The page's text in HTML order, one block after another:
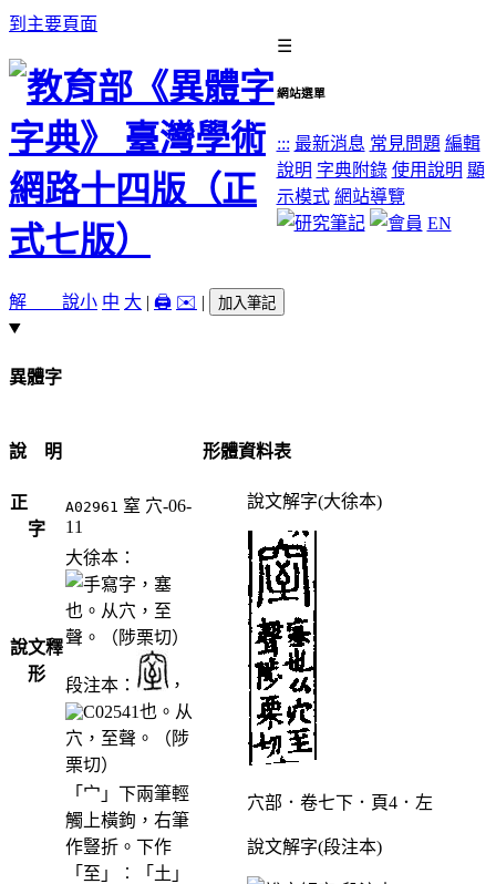
到主要頁面
☰
網站選單
::: 最新消息 常見問題 編輯
說明 字典附錄 使用說明 顯
示模式 網站導覽
EN
解 說小 中 大 | 🖨️ ✉️ | 加入筆記
異體字
說 明
正
字
A02961 窒 穴-06-
11
說文釋
形
大徐本：
，塞
也。从穴，至
聲。（陟栗切）
段注本：
，
也。从
穴，至聲。（陟
栗切）
「宀」下兩筆輕
觸上橫鉤，右筆
作豎折。下作
「至」︰「土」
形體資料表
說文解字(大徐本)
穴部．卷七下．頁4．左
說文解字(段注本)